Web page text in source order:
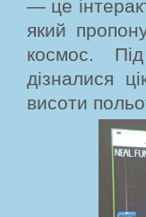
— це
який
космос.
дізналися
висоти